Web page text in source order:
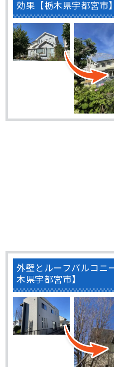
効果【栃木県宇都宮市
外壁とルーフバルコニ
木県宇都宮市】